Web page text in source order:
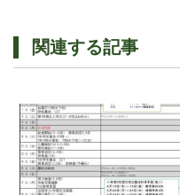
関連する記事